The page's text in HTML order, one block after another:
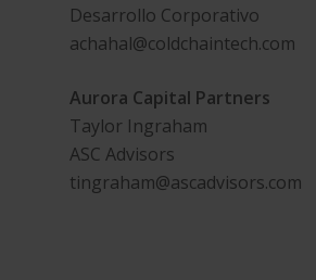
Desarrollo Corporativo
achahal@coldchaintech.com
Aurora Capital Partners
Taylor Ingraham
ASC Advisors
tingraham@ascadvisors.com